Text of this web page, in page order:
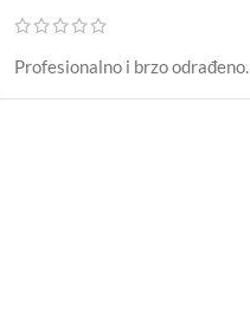
Profesionalno i brzo odrađeno.